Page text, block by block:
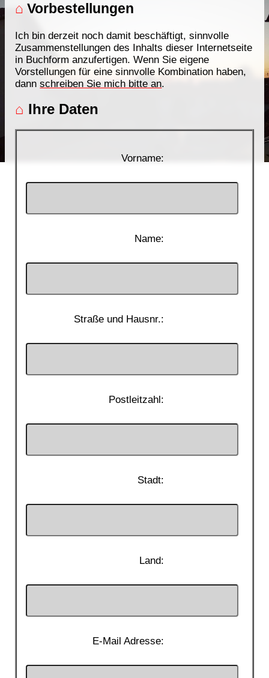
⌂ Vorbestellungen
Ich bin derzeit noch damit beschäftigt, sinnvolle
Zusammenstellungen des Inhalts dieser Internetseite
in Buchform anzufertigen. Wenn Sie eigene
Vorstellungen für eine sinnvolle Kombination haben,
dannschreiben Sie mich bitte an.
⌂ Ihre Daten
Vorname:
Name:
Straße und Hausnr.:
Postleitzahl:
Stadt:
Land:
E-Mail Adresse: